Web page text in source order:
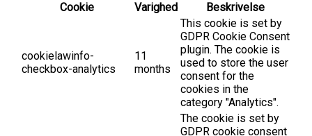
Cookie
Varighed Beskrivelse
cookielawinfo-
checkbox-analytics
11
months
This cookie is set by
GDPR Cookie Consent
plugin. The cookie is
used to store the user
consent for the
cookies in the
category "Analytics".
The cookie is set by
GDPR cookie consent